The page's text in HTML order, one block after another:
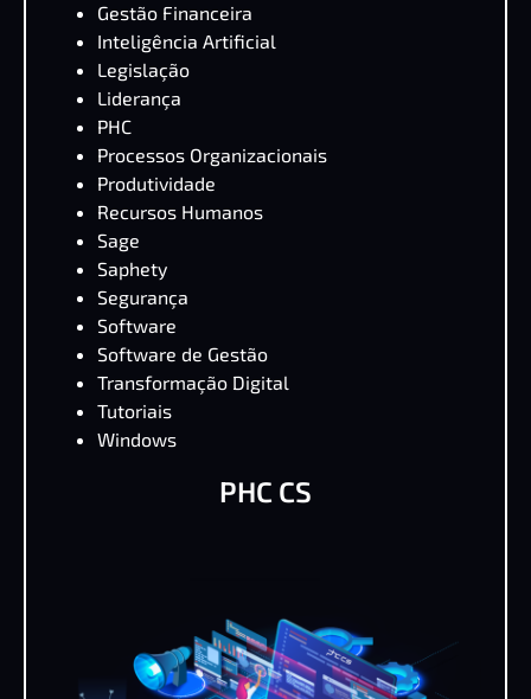
Gestão Financeira
Inteligência Artificial
Legislação
Liderança
PHC
Processos Organizacionais
Produtividade
Recursos Humanos
Sage
Saphety
Segurança
Software
Software de Gestão
Transformação Digital
Tutoriais
Windows
PHC CS